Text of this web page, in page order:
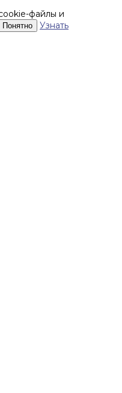
файлы и
Понятно
Узнать